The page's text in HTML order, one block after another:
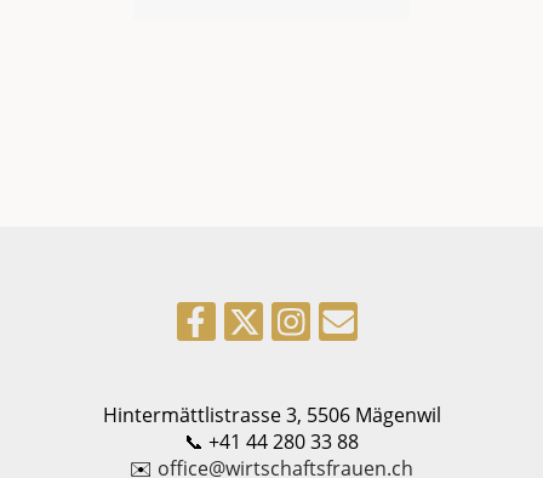
Hintermättlistrasse 3, 5506 Mägenwil
📞 +41 44 280 33 88
✉️ office@wirtschaftsfrauen.ch